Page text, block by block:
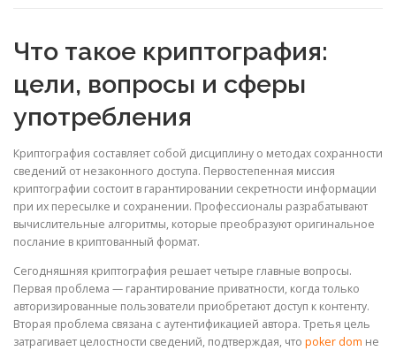
Что такое криптография:
цели, вопросы и сферы
употребления
Криптография составляет собой дисциплину о методах сохранности
сведений от незаконного доступа. Первостепенная миссия
криптографии состоит в гарантировании секретности информации
при их пересылке и сохранении. Профессионалы разрабатывают
вычислительные алгоритмы, которые преобразуют оригинальное
послание в криптованный формат.
Сегодняшняя криптография решает четыре главные вопросы.
Первая проблема — гарантирование приватности, когда только
авторизированные пользователи приобретают доступ к контенту.
Вторая проблема связана с аутентификацией автора. Третья цель
затрагивает целостности сведений, подтверждая, что poker dom не